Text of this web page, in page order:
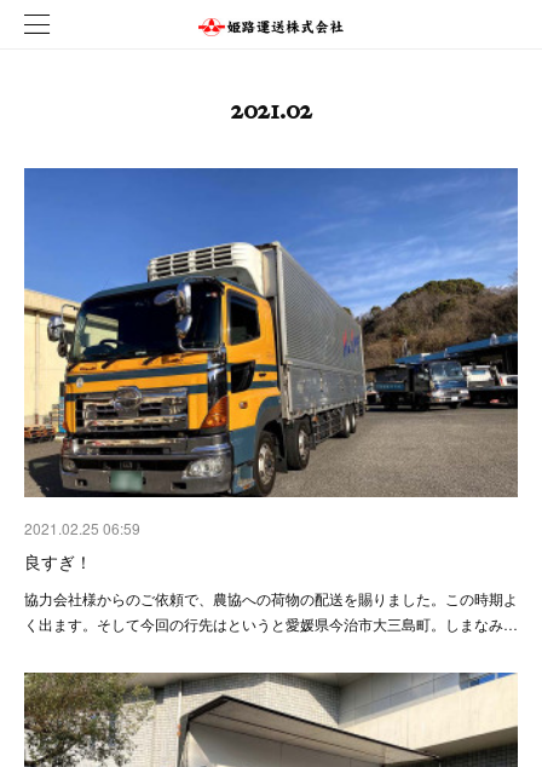
2021.02
2021.02.25 06:59
良すぎ！
協力会社様からのご依頼で、農協への荷物の配送を賜りました。この時期よ
く出ます。そして今回の行先はというと愛媛県今治市大三島町。しまなみ…